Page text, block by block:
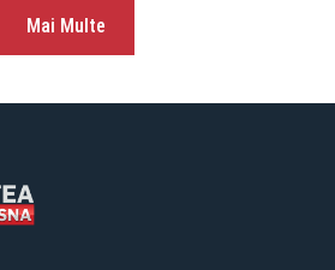
Mai Multe